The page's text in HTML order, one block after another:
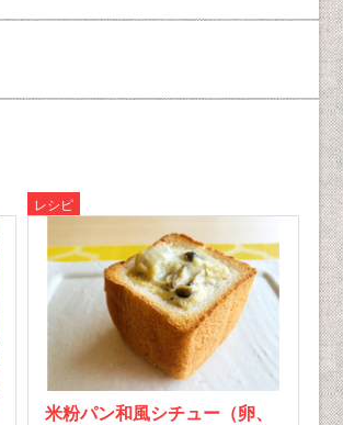
レシピ
米粉パン和風シチュー（卵、